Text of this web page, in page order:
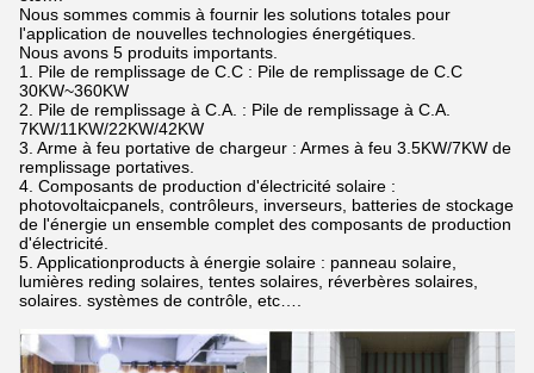
Nous sommes commis à fournir les solutions totales pour
l'application de nouvelles technologies énergétiques.
Nous avons 5 produits importants.
1. Pile de remplissage de C.C : Pile de remplissage de C.C
30KW~360KW
2. Pile de remplissage à C.A. : Pile de remplissage à C.A.
7KW/11KW/22KW/42KW
3. Arme à feu portative de chargeur : Armes à feu 3.5KW/7KW de
remplissage portatives.
4. Composants de production d'électricité solaire :
photovoltaicpanels, contrôleurs, inverseurs, batteries de stockage
de l'énergie un ensemble complet des composants de production
d'électricité.
5. Applicationproducts à énergie solaire : panneau solaire,
lumières reding solaires, tentes solaires, réverbères solaires,
solaires. systèmes de contrôle, etc….